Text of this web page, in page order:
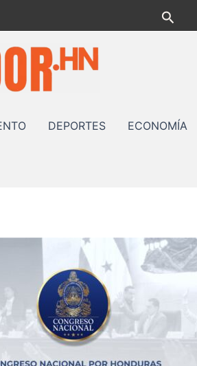
Buscar
DEPORTES ECONOMÍA